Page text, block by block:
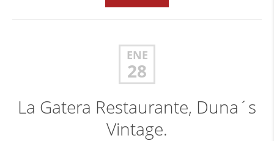
ENE
28
La Gatera Restaurante, Duna´s
Vintage.